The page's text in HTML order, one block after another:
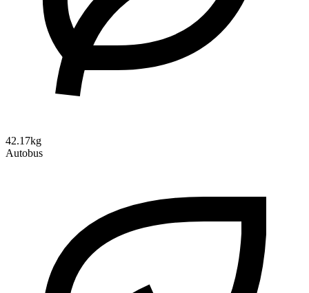
42.17kg
Autobus